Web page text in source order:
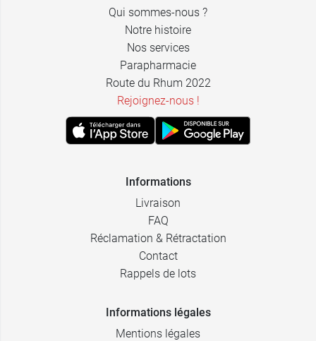
Qui sommes-nous ?
Notre histoire
Nos services
Parapharmacie
Route du Rhum 2022
Rejoignez-nous !
Informations
Livraison
FAQ
Réclamation & Rétractation
Contact
Rappels de lots
Informations légales
Mentions légales